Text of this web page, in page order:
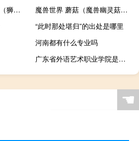
狮子男分手后和你聊天（狮子男分手后会怎样）
魔兽世界 蘑菇（魔兽幽灵菇哪里多）
“此时那处堪归”的出处是哪里
河南都有什么专业吗
广东省外语艺术职业学院是什么类别的学校
☚